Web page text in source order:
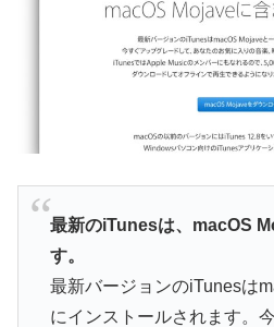
最新のiTunesは、macOS
す。
最新バージョンのiTunesは
にインストールされます。